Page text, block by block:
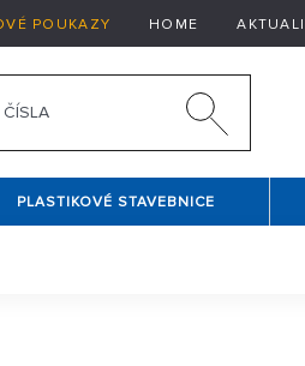
POUKAZY HOME
PLASTIKOVÉ STAVEBNICE